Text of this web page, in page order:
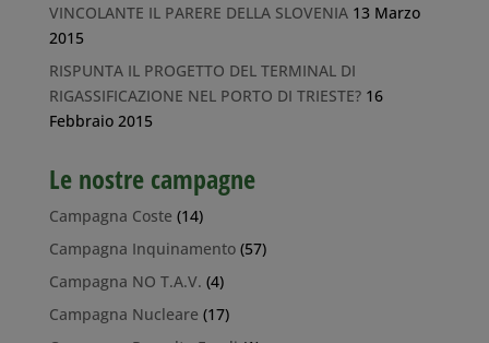
VINCOLANTE IL PARERE DELLA SLOVENIA 13 Marzo
2015
RISPUNTA IL PROGETTO DEL TERMINAL DI
RIGASSIFICAZIONE NEL PORTO DI TRIESTE? 16
Febbraio 2015
Le nostre campagne
Campagna Coste (14)
Campagna Inquinamento(57)
Campagna NO T.A.V. (4)
Campagna Nucleare (17)